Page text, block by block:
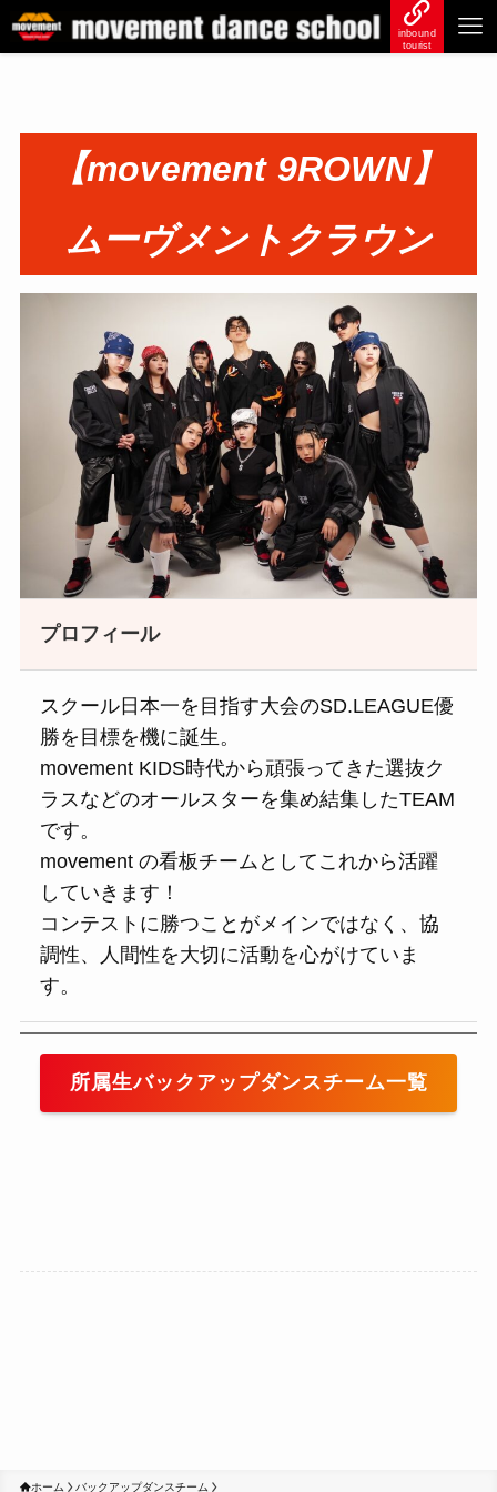
inbound
tourist
【movement 9ROWN】
ムーヴメントクラウン
プロフィール
スクール日本一を目指す大会のSD.LEAGUE優
勝を目標を機に誕生。
movement KIDS時代から頑張ってきた選抜ク
ラスなどのオールスターを集め結集したTEAM
です。
movement の看板チームとしてこれから活躍
していきます！
コンテストに勝つことがメインではなく、協
調性、人間性を大切に活動を心がけていま
す。
所属生バックアップダンスチーム一覧
ホーム バックアップダンスチーム